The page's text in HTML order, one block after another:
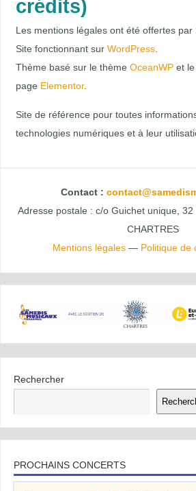
crédits)
Les mentions légales ont été offertes par
Site fonctionnant sur WordPress.
Thème basé sur le thème OceanWPet le
page Elementor.
Site de référence pour toutes
technologies numériques et à leur
Contact :
Adresse postale : c/o Guichet unique,
CHARTRES
Mentions légales — Politique de
Rechercher
PROCHAINS CONCERTS